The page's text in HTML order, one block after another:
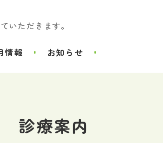
いただきます。
情報 お知らせ
診療案内